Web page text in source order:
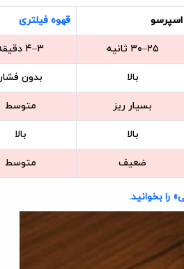
اسپرسو قهوه فیلتری
۲۵–۳۰ ثانیه ۳–۴ دقیقه
بالا بدون فشار
بسیار ریز متوسط
بالا بالا
ضعیف متوسط
را بخوانید.